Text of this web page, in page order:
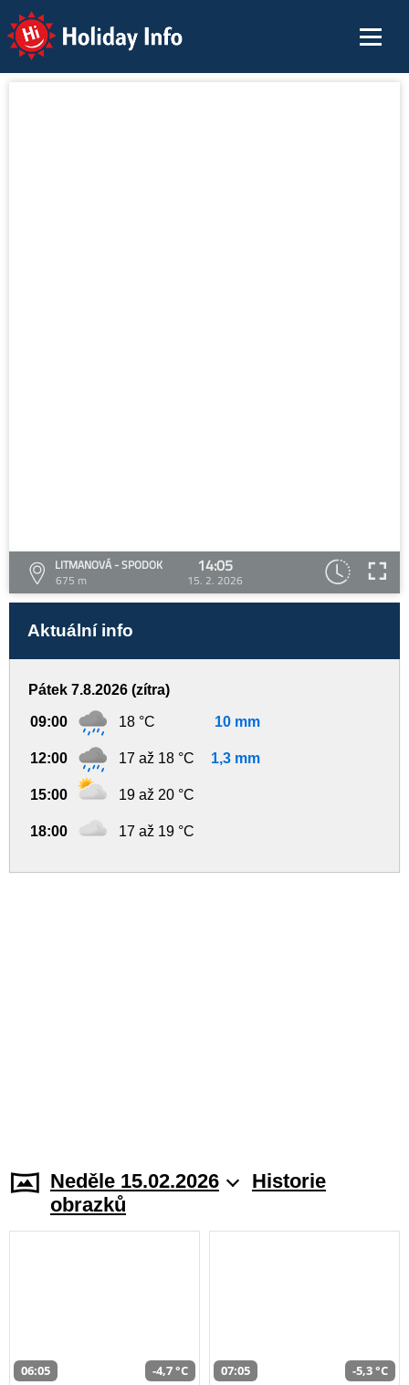
Holiday Info
LITMANOVÁ - SPODOK
675 m
14:05
15. 2. 2026
Aktuální info
Pátek 7.8.2026 (zítra)
09:00 18 °C 10 mm
12:00 17 až 18 °C 1,3 mm
15:00 19 až 20 °C
18:00 17 až 19 °C
Neděle 15.02.2026
Historie
obrazků
06:05 -4,7 °C 07:05 -5,3 °C